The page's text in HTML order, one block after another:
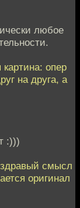
любое
опер
на друга, а
:)))
смысл
оригинал